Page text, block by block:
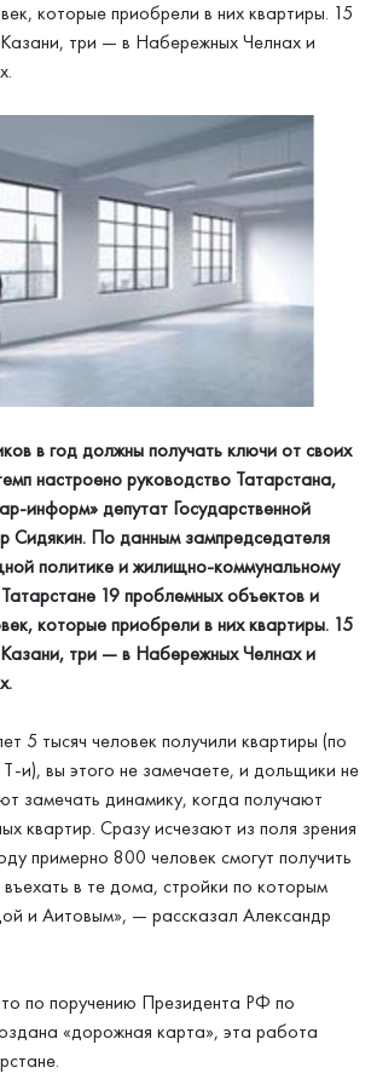
которые приобрели в них квартиры. 15
три — в Набережных Челнах и
в год должны получать ключи от своих
настроено руководство Татарстана,
информ» депутат Государственной
Сидякин. По данным зампредседателя
политике и жилищно-коммунальному
19 проблемных объектов и
которые приобрели в них квартиры. 15
три — в Набережных Челнах и
5 тысяч человек получили квартиры (по
и), вы этого не замечаете, и дольщики не
замечать динамику, когда получают
квартир. Сразу исчезают из поля зрения
примерно 800 человек смогут получить
в те дома, стройки по которым
и Аитовым», — рассказал Александр
по поручению Президента РФ по
«дорожная карта», эта работа